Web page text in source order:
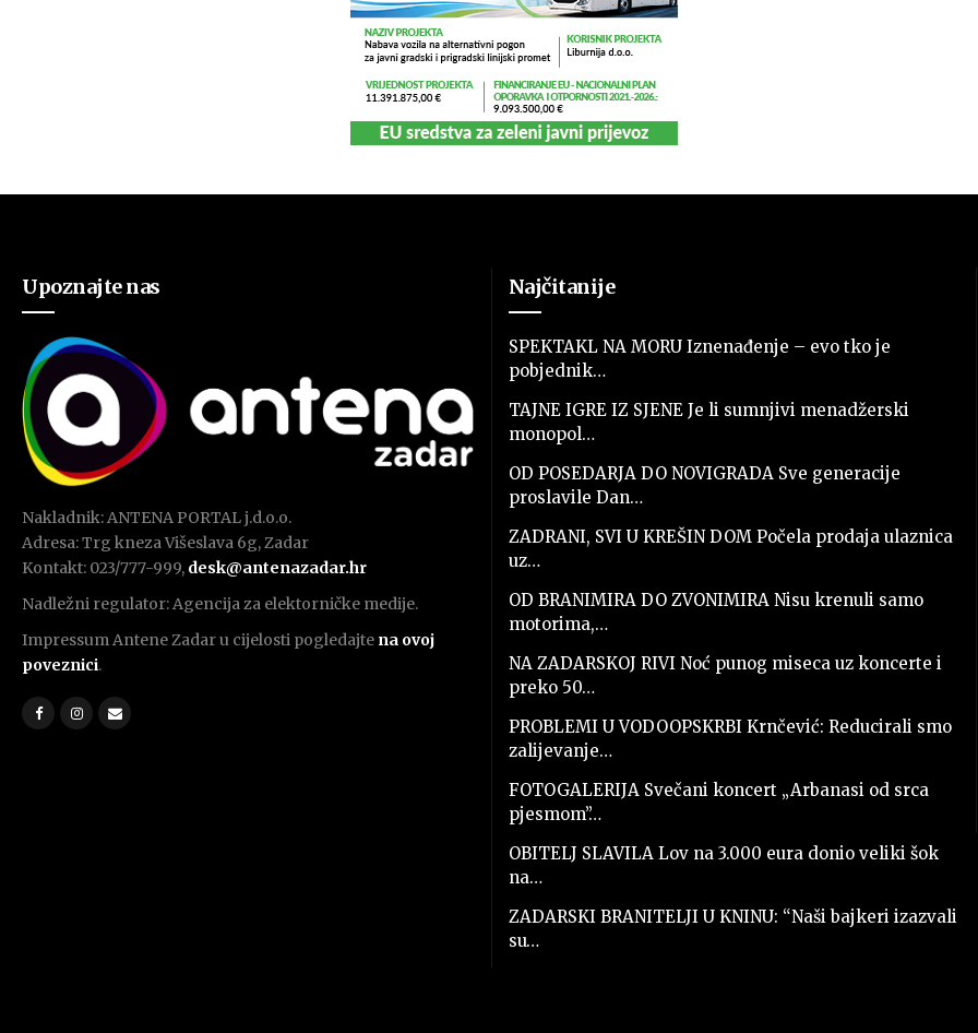
Upoznajte nas
Nakladnik: ANTENA PORTAL j.d.o.o.
Adresa: Trg kneza Višeslava 6g, Zadar
Kontakt: 023/777-999, desk@antenazadar.hr
Nadležni regulator: Agencija za elektorničke medije.
Impressum Antene Zadar u cijelosti pogledajte na ovoj
poveznici.
Najčitanije
SPEKTAKL NA MORU Iznenađenje – evo tko je
pobjednik…
TAJNE IGRE IZ SJENE Je li sumnjivi menadžerski
monopol…
OD POSEDARJA DO NOVIGRADA Sve generacije
proslavile Dan…
ZADRANI, SVI U KREŠIN DOM Počela prodaja ulaznica
uz…
OD BRANIMIRA DO ZVONIMIRA Nisu krenuli samo
motorima,…
NA ZADARSKOJ RIVI Noć punog miseca uz koncerte i
preko 50…
PROBLEMI U VODOOPSKRBI Krnčević: Reducirali smo
zalijevanje…
FOTOGALERIJA Svečani koncert „Arbanasi od srca
pjesmom”…
OBITELJ SLAVILA Lov na 3.000 eura donio veliki šok
na…
ZADARSKI BRANITELJI U KNINU: “Naši bajkeri izazvali
su…